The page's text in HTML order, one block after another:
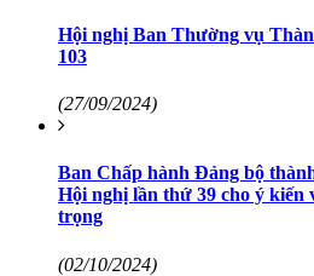
Hội nghị Ban Thường vụ
103
(27/09/2024)
Ban Chấp hành Đảng bộ
Hội nghị lần thứ 39 cho ý kiến
trọng
(02/10/2024)